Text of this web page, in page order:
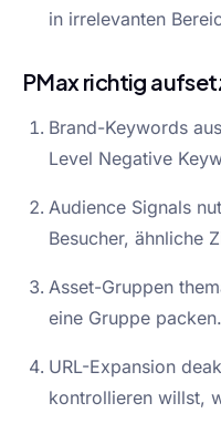
in irrelevanten
PMax richtig
Brand-Keywords
Level Negative
Audience Signals
Besucher, ähnliche
Asset-Gruppen
eine Gruppe packen.
URL-Expansion
kontrollieren willst,